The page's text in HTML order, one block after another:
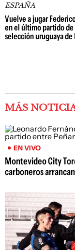
ESPAÑA
Vuelve a jugar
en el último partido de
selección uruguaya de
MÁS
EN VIVO
Montevideo City
carboneros